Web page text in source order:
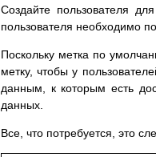
Создайте пользователя
пользователя необходимо
Поскольку метка по
метку, чтобы у
данным, к которым есть
данных.
Все, что потребуется, это